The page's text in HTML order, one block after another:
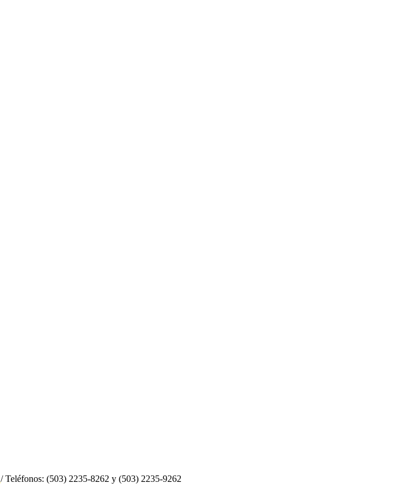
/ Teléfonos: (503) 2235-8262 y (503) 2235-9262